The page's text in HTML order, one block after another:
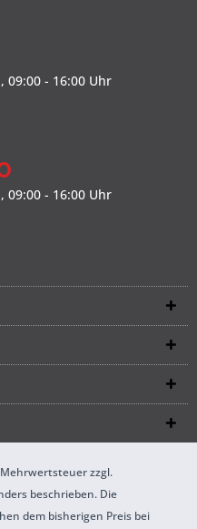
09:00 - 16:00 Uhr
09:00 - 16:00 Uhr
zzgl.
beschrieben. Die
dem bisherigen Preis bei